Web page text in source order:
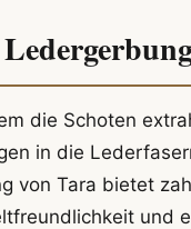
die Schoten
in die
von Tara bietet
und